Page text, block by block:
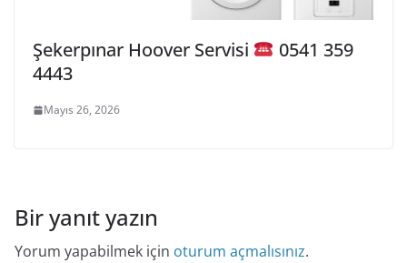
Şekerpınar Hoover Servisi
0541 359
4443
Mayıs 26, 2026
Bir yanıt yazın
Yorum yapabilmek için oturum açmalısınız.